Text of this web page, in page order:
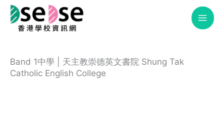
Skip
Band 1中學 | 天主教崇德英文書院 Shung Tak
Catholic English College